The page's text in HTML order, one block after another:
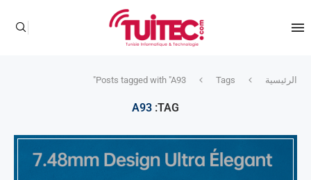
الرئيسية Tags
Posts tagged with "A93"
TAG:
A93